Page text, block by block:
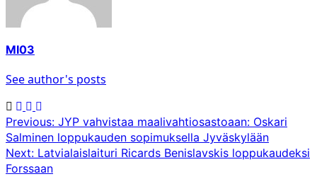
MI03
See author's posts
Post
navigation
Previous: JYP vahvistaa maalivahtiosastoaan: Oskari
Salminen loppukauden sopimuksella Jyväskylään
Next: Latvialaislaituri Ricards Benislavskis loppukaudeksi
Forssaan